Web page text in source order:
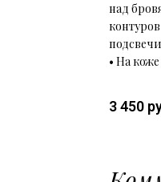
над
• На
3 450